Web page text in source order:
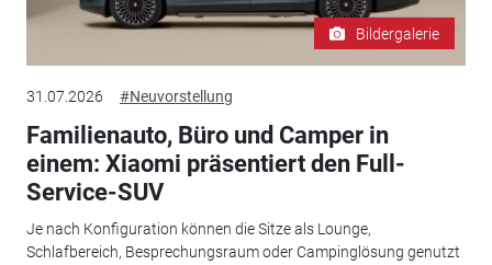
Bildergalerie
31.07.2026 #Neuvorstellung
Familienauto, Büro und Camper in
einem: Xiaomi präsentiert den Full-
Service-SUV
Je nach Konfiguration können die Sitze als Lounge,
Schlafbereich, Besprechungsraum oder Campinglösung genutzt